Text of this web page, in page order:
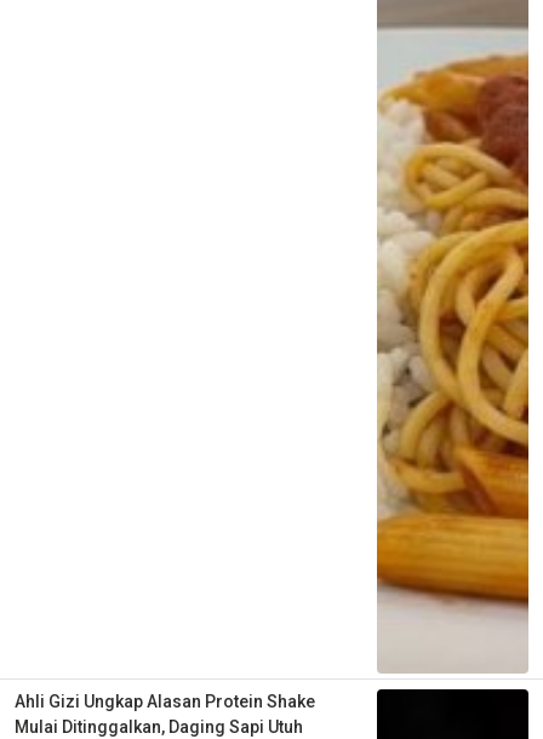
Ahli Gizi Ungkap Alasan Protein Shake
Mulai Ditinggalkan, Daging Sapi Utuh